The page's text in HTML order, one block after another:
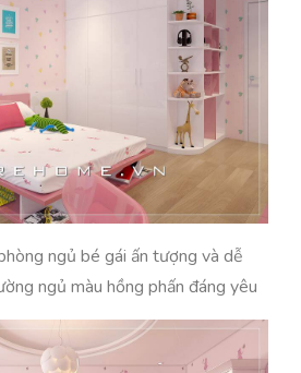
ngủ bé gái ấn tượng và dễ
ngủ màu hồng phấn đáng yêu